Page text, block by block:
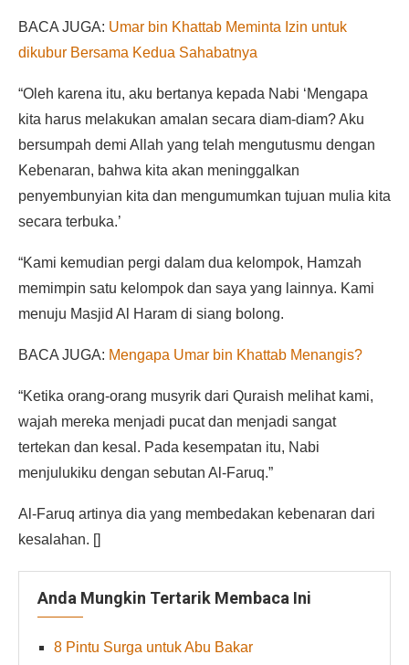
BACA JUGA: Umar bin Khattab Meminta Izin untuk
dikubur Bersama Kedua Sahabatnya
“Oleh karena itu, aku bertanya kepada Nabi ‘Mengapa
kita harus melakukan amalan secara diam-diam? Aku
bersumpah demi Allah yang telah mengutusmu dengan
Kebenaran, bahwa kita akan meninggalkan
penyembunyian kita dan mengumumkan tujuan mulia kita
secara terbuka.’
“Kami kemudian pergi dalam dua kelompok, Hamzah
memimpin satu kelompok dan saya yang lainnya. Kami
menuju Masjid Al Haram di siang bolong.
BACA JUGA: Mengapa Umar bin Khattab Menangis?
“Ketika orang-orang musyrik dari Quraish melihat kami,
wajah mereka menjadi pucat dan menjadi sangat
tertekan dan kesal. Pada kesempatan itu, Nabi
menjulukiku dengan sebutan Al-Faruq.”
Al-Faruq artinya dia yang membedakan kebenaran dari
kesalahan. []
Anda Mungkin Tertarik Membaca Ini
8 Pintu Surga untuk Abu Bakar